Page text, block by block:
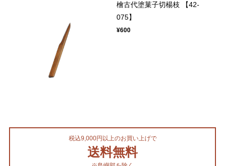
檜古代塗菓子切楊枝 【42-
075】
¥600
税込9,000円以上のお買い上げで
送料無料